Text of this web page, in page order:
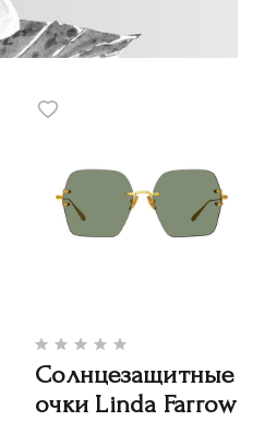
Солнцезащитные
очки Linda Farrow